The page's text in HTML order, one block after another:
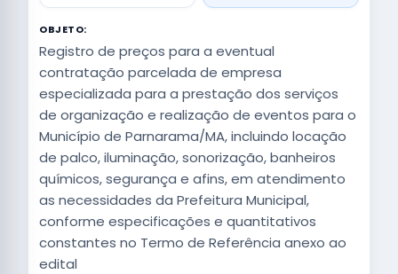
OBJETO:
Registro de preços para a eventual
contratação parcelada de empresa
especializada para a prestação dos serviços
de organização e realização de eventos para o
Município de Parnarama/MA, incluindo locação
de palco, iluminação, sonorização, banheiros
químicos, segurança e afins, em atendimento
as necessidades da Prefeitura Municipal,
conforme especificações e quantitativos
constantes no Termo de Referência anexo ao
edital